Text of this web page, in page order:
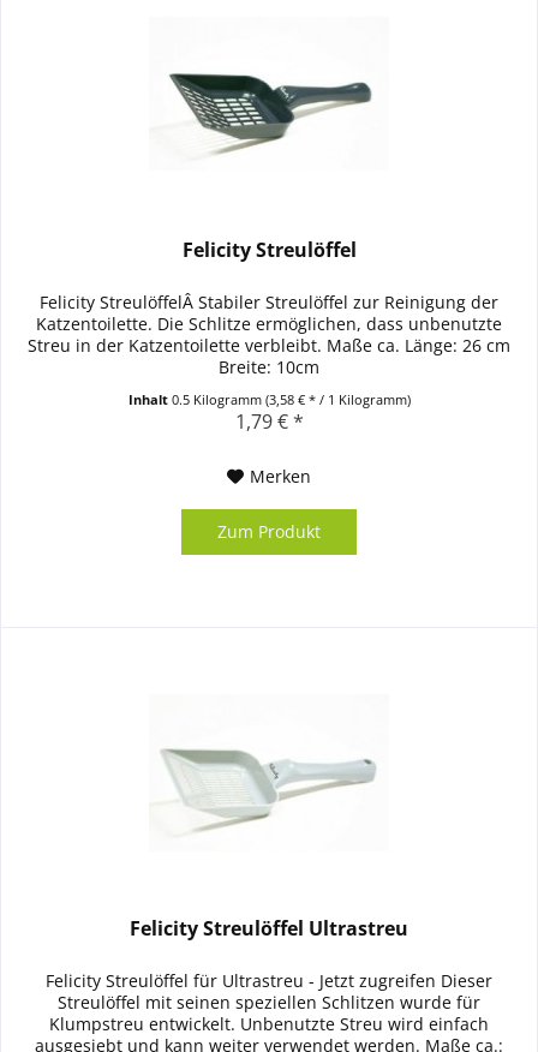
Felicity Streulöffel
Felicity StreulöffelÂ Stabiler Streulöffel zur Reinigung der
Katzentoilette. Die Schlitze ermöglichen, dass unbenutzte
Streu in der Katzentoilette verbleibt. Maße ca. Länge: 26 cm
Breite: 10cm
Inhalt 0.5 Kilogramm (3,58 € * / 1 Kilogramm)
1,79 € *
Merken
Zum Produkt
Felicity Streulöffel Ultrastreu
Felicity Streulöffel für Ultrastreu - Jetzt zugreifen Dieser
Streulöffel mit seinen speziellen Schlitzen wurde für
Klumpstreu entwickelt. Unbenutzte Streu wird einfach
ausgesiebt und kann weiter verwendet werden. Maße ca.: